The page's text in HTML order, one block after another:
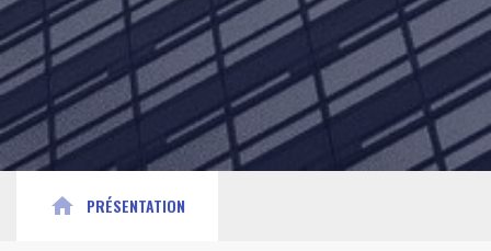
home PRÉSENTATION